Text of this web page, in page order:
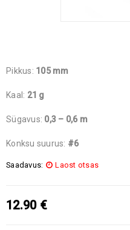
Pikkus: 105 mm
Kaal: 21 g
Sügavus: 0,3 – 0,6 m
Konksu suurus: #6
Saadavus: Laost otsas
12.90 €